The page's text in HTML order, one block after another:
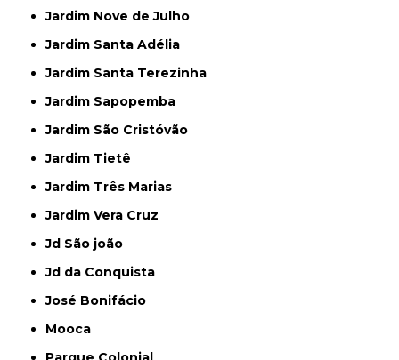
Jardim Nove de Julho
Jardim Santa Adélia
Jardim Santa Terezinha
Jardim Sapopemba
Jardim São Cristóvão
Jardim Tietê
Jardim Três Marias
Jardim Vera Cruz
Jd São joão
Jd da Conquista
José Bonifácio
Mooca